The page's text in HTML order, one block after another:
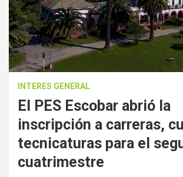
INTERES GENERAL
El PES Escobar abrió la
inscripción a carreras,
tecnicaturas para el
cuatrimestre